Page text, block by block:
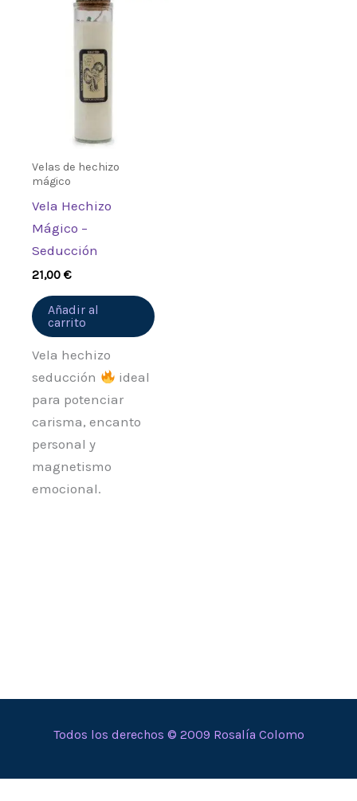
Velas de hechizo
mágico
Vela Hechizo
Mágico –
Seducción
21,00€
Añadir al
carrito
Vela hechizo
seducción
ideal
para potenciar
carisma, encanto
personal y
magnetismo
emocional.
Todos los derechos © 2009 Rosalía Colomo